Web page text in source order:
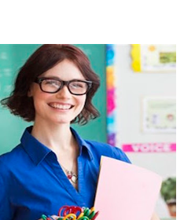
para ações apresentadas,
DE PALAVRAS E
RELATÓRIOS Você pensa Você
aluno não adquiriu os
Não tem limites
regulação, pois… É nervoso
para convívio no